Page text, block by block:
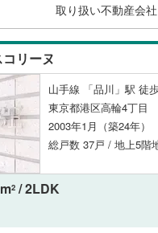
せください。
取り扱い不動産会
リーヌ
山手線 「品川」駅 徒
東京都港区高輪4丁目
2003年1月（築24年）
総戸数 37戸 / 地上5階
2 / 2LDK